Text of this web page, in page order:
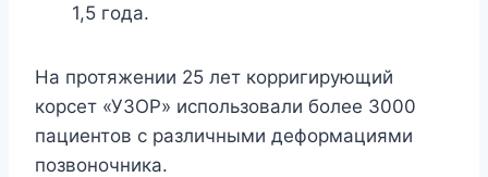
1,5 года.
На протяжении 25 лет корригирующий
корсет «УЗОР» использовали более 3000
пациентов с различными деформациями
позвоночника.